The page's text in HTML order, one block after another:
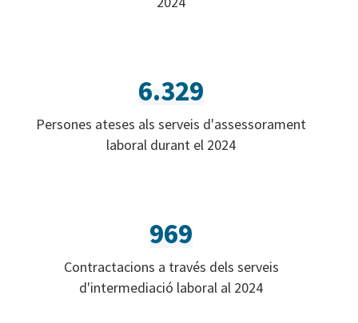
6.329
Persones ateses als serveis d'assessorament
laboral durant el 2024
969
Contractacions a través dels serveis
d'intermediació laboral al 2024